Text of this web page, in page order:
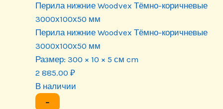
Перила нижние Woodvex Тёмно-коричневые
3000х100х50 мм
Перила нижние Woodvex Тёмно-коричневые
3000х100х50 мм
Размер: 300 × 10 × 5 см cm
2 885.00 ₽
В наличии
−